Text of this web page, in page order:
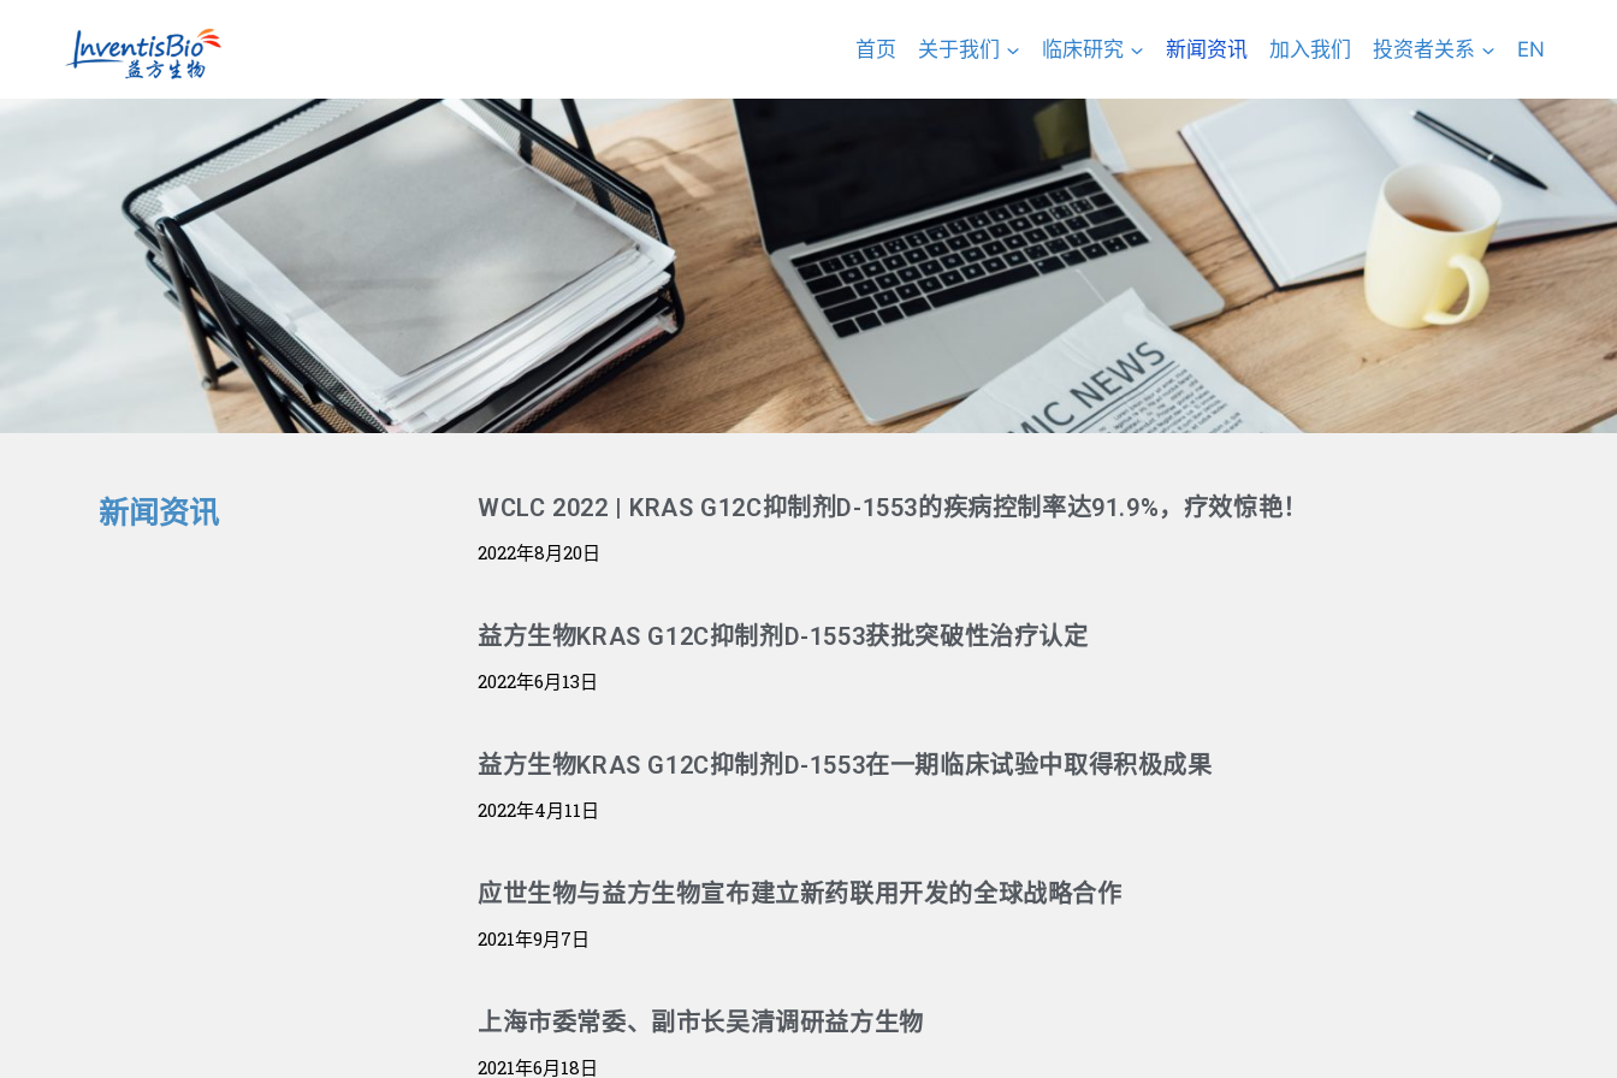
首页 关于我们 临床研究 新闻资讯 加入我们 投资者关系 EN
新闻资讯 WCLC 2022 | KRAS G12C抑制剂D-1553的疾病控制率达91.9%，疗效惊艳！
2022年8月20日
益方生物KRAS G12C抑制剂D-1553获批突破性治疗认定
2022年6月13日
益方生物KRAS G12C抑制剂D-1553在一期临床试验中取得积极成果
2022年4月11日
应世生物与益方生物宣布建立新药联用开发的全球战略合作
2021年9月7日
上海市委常委、副市长吴清调研益方生物
2021年6月18日